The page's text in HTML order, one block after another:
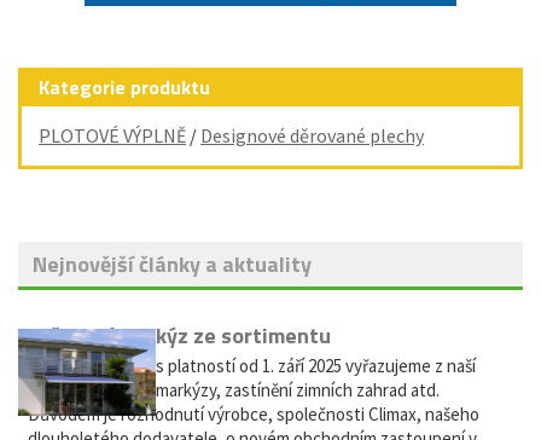
Kategorie produktu
PLOTOVÉ VÝPLNĚ / Designové děrované plechy
Nejnovější články a aktuality
Vyřazení markýz ze sortimentu
Vážení zákazníci, s platností od 1. září 2025 vyřazujeme z naší
nabídky výsuvné markýzy, zastínění zimních zahrad atd.
Důvodem je rozhodnutí výrobce, společnosti Climax, našeho